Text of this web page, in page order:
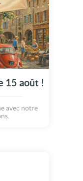
15 août !
avec notre